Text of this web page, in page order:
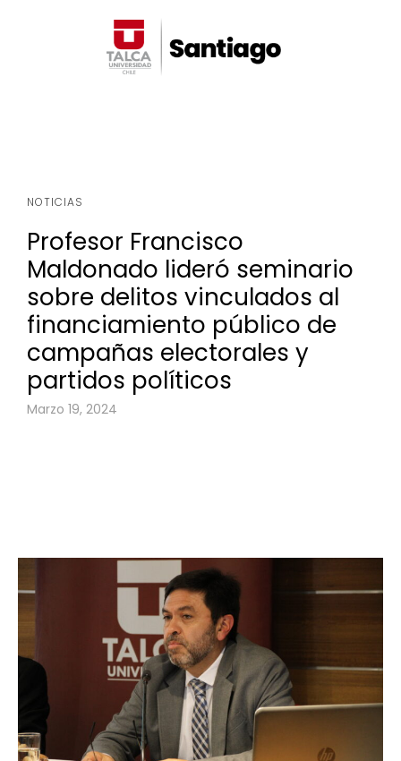
NOTICIAS
Profesor Francisco
Maldonado lideró seminario
sobre delitos vinculados al
financiamiento público de
campañas electorales y
partidos políticos
Marzo 19, 2024